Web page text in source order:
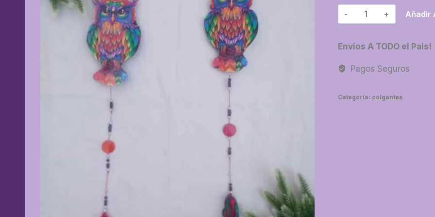
01-
Buho
Añadir
Envios A TODO el Pais!
Pagos Seguros
Categoría: colgantes